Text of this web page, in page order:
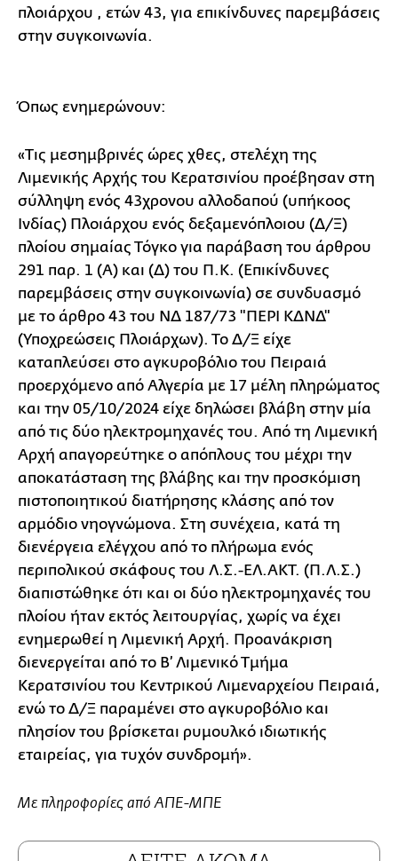
πλοιάρχου , ετών 43, για επικίνδυνες παρεμβάσεις
στην συγκοινωνία.
Όπως ενημερώνουν:
«Τις μεσημβρινές ώρες χθες, στελέχη της
Λιμενικής Αρχής του Κερατσινίου προέβησαν στη
σύλληψη ενός 43χρονου αλλοδαπού (υπήκοος
Ινδίας) Πλοιάρχου ενός δεξαμενόπλοιου (Δ/Ξ)
πλοίου σημαίας Τόγκο για παράβαση του άρθρου
291 παρ. 1 (Α) και (Δ) του Π.Κ. (Επικίνδυνες
παρεμβάσεις στην συγκοινωνία) σε συνδυασμό
με το άρθρο 43 του ΝΔ 187/73 "ΠΕΡΙ ΚΔΝΔ"
(Υποχρεώσεις Πλοιάρχων). Το Δ/Ξ είχε
καταπλεύσει στο αγκυροβόλιο του Πειραιά
προερχόμενο από Αλγερία με 17 μέλη πληρώματος
και την 05/10/2024 είχε δηλώσει βλάβη στην μία
από τις δύο ηλεκτρομηχανές του. Από τη Λιμενική
Αρχή απαγορεύτηκε ο απόπλους του μέχρι την
αποκατάσταση της βλάβης και την προσκόμιση
πιστοποιητικού διατήρησης κλάσης από τον
αρμόδιο νηογνώμονα. Στη συνέχεια, κατά τη
διενέργεια ελέγχου από το πλήρωμα ενός
περιπολικού σκάφους του Λ.Σ.-ΕΛ.ΑΚΤ. (Π.Λ.Σ.)
διαπιστώθηκε ότι και οι δύο ηλεκτρομηχανές του
πλοίου ήταν εκτός λειτουργίας, χωρίς να έχει
ενημερωθεί η Λιμενική Αρχή. Προανάκριση
διενεργείται από το Β’ Λιμενικό Τμήμα
Κερατσινίου του Κεντρικού Λιμεναρχείου Πειραιά,
ενώ το Δ/Ξ παραμένει στο αγκυροβόλιο και
πλησίον του βρίσκεται ρυμουλκό ιδιωτικής
εταιρείας, για τυχόν συνδρομή».
Με πληροφορίες από ΑΠΕ-ΜΠΕ